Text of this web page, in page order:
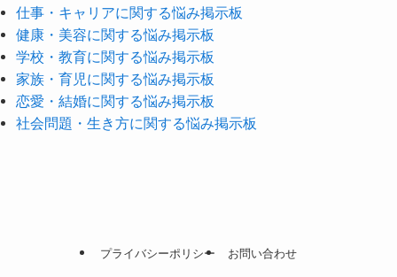
仕事・キャリアに関する悩み掲示板
健康・美容に関する悩み掲示板
学校・教育に関する悩み掲示板
家族・育児に関する悩み掲示板
恋愛・結婚に関する悩み掲示板
社会問題・生き方に関する悩み掲示板
プライバシーポリシー お問い合わせ